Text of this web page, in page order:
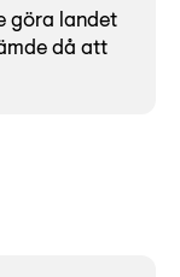
göra landet
då att